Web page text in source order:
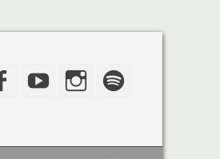
Facebook
YouTubeInstagram